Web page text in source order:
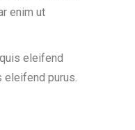
enim ut
eleifend
eleifend purus.